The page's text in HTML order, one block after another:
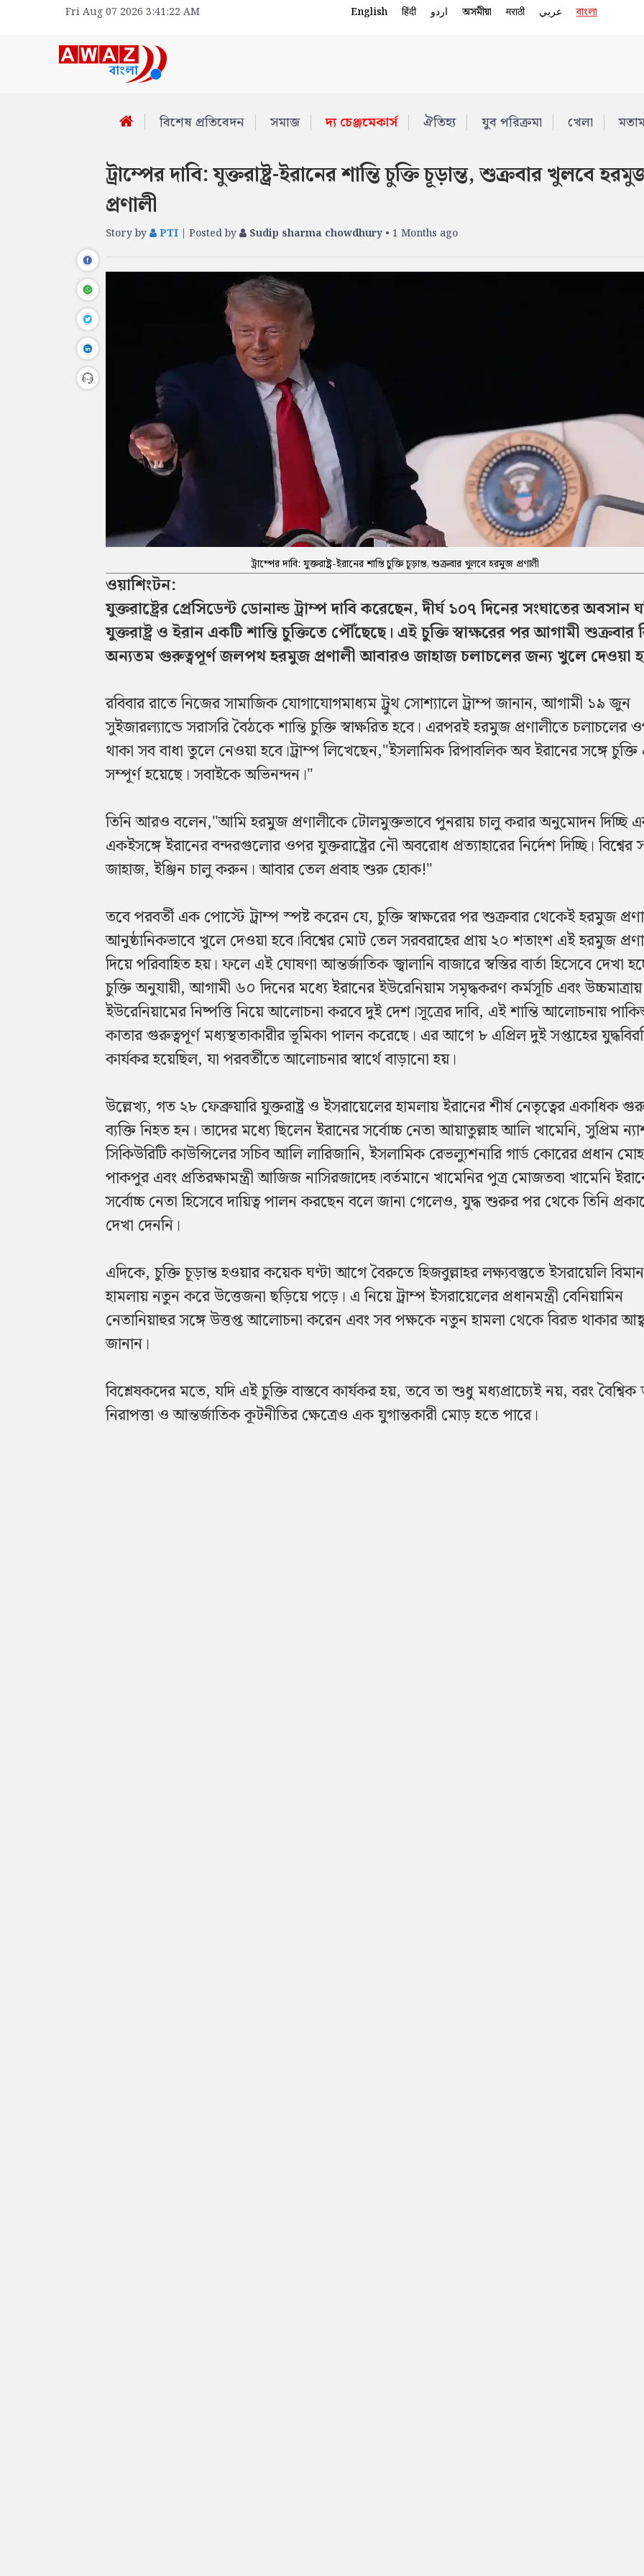
Fri Aug 07 2026 3:41:22 AM English हिंदी اردو অসমীয়া मराठी عربي বাংলা
বিশেষ প্রতিবেদন সমাজ দ্য চেঞ্জমেকার্স ঐতিহ্য যুব পরিক্রমা খেলা
ট্রাম্পের দাবি: যুক্তরাষ্ট্র-ইরানের শান্তি চুক্তি চূড়ান্ত, শুক্রবার খুলবে
প্রণালী
Story by PTI | Posted by Sudip sharma chowdhury • 1 Months ago
ট্রাম্পের দাবি: যুক্তরাষ্ট্র-ইরানের শান্তি চুক্তি চূড়ান্ত, শুক্রবার খুলবে হরমুজ প্রণালী
ওয়াশিংটন:
যুক্তরাষ্ট্রের প্রেসিডেন্ট ডোনাল্ড ট্রাম্প দাবি করেছেন, দীর্ঘ ১০৭ দিনের সংঘাতের অবসান
যুক্তরাষ্ট্র ও ইরান একটি শান্তি চুক্তিতে পৌঁছেছে। এই চুক্তি স্বাক্ষরের পর আগামী শুক্রবার
অন্যতম গুরুত্বপূর্ণ জলপথ হরমুজ প্রণালী আবারও জাহাজ চলাচলের জন্য খুলে দেওয়া
রবিবার রাতে নিজের সামাজিক যোগাযোগমাধ্যম ট্রুথ সোশ্যালে ট্রাম্প জানান, আগামী ১৯ জুন
সুইজারল্যান্ডে সরাসরি বৈঠকে শান্তি চুক্তি স্বাক্ষরিত হবে। এরপরই হরমুজ প্রণালীতে চলাচলের
থাকা সব বাধা তুলে নেওয়া হবে।ট্রাম্প লিখেছেন,"ইসলামিক রিপাবলিক অব ইরানের সঙ্গে
সম্পূর্ণ হয়েছে। সবাইকে অভিনন্দন।"
তিনি আরও বলেন,"আমি হরমুজ প্রণালীকে টোলমুক্তভাবে পুনরায় চালু করার অনুমোদন দিচ্ছি
একইসঙ্গে ইরানের বন্দরগুলোর ওপর যুক্তরাষ্ট্রের নৌ অবরোধ প্রত্যাহারের নির্দেশ দিচ্ছি। বিশ্বের
জাহাজ, ইঞ্জিন চালু করুন। আবার তেল প্রবাহ শুরু হোক!"
তবে পরবর্তী এক পোস্টে ট্রাম্প স্পষ্ট করেন যে, চুক্তি স্বাক্ষরের পর শুক্রবার থেকেই হরমুজ
আনুষ্ঠানিকভাবে খুলে দেওয়া হবে।বিশ্বের মোট তেল সরবরাহের প্রায় ২০ শতাংশ এই হরমুজ
দিয়ে পরিবাহিত হয়। ফলে এই ঘোষণা আন্তর্জাতিক জ্বালানি বাজারে স্বস্তির বার্তা হিসেবে দেখা
চুক্তি অনুযায়ী, আগামী ৬০ দিনের মধ্যে ইরানের ইউরেনিয়াম সমৃদ্ধকরণ কর্মসূচি এবং
ইউরেনিয়ামের নিষ্পত্তি নিয়ে আলোচনা করবে দুই দেশ।সূত্রের দাবি, এই শান্তি আলোচনায়
কাতার গুরুত্বপূর্ণ মধ্যস্থতাকারীর ভূমিকা পালন করেছে। এর আগে ৮ এপ্রিল দুই সপ্তাহের
কার্যকর হয়েছিল, যা পরবর্তীতে আলোচনার স্বার্থে বাড়ানো হয়।
উল্লেখ্য, গত ২৮ ফেব্রুয়ারি যুক্তরাষ্ট্র ও ইসরায়েলের হামলায় ইরানের শীর্ষ নেতৃত্বের একাধিক
ব্যক্তি নিহত হন। তাদের মধ্যে ছিলেন ইরানের সর্বোচ্চ নেতা আয়াতুল্লাহ আলি খামেনি, সুপ্রিম
সিকিউরিটি কাউন্সিলের সচিব আলি লারিজানি, ইসলামিক রেভল্যুশনারি গার্ড কোরের প্রধান
পাকপুর এবং প্রতিরক্ষামন্ত্রী আজিজ নাসিরজাদেহ।বর্তমানে খামেনির পুত্র মোজতবা খামেনি
সর্বোচ্চ নেতা হিসেবে দায়িত্ব পালন করছেন বলে জানা গেলেও, যুদ্ধ শুরুর পর থেকে তিনি
দেখা দেননি।
এদিকে, চুক্তি চূড়ান্ত হওয়ার কয়েক ঘণ্টা আগে বৈরুতে হিজবুল্লাহর লক্ষ্যবস্তুতে ইসরায়েলি বিমান
হামলায় নতুন করে উত্তেজনা ছড়িয়ে পড়ে। এ নিয়ে ট্রাম্প ইসরায়েলের প্রধানমন্ত্রী বেনিয়ামিন
নেতানিয়াহুর সঙ্গে উত্তপ্ত আলোচনা করেন এবং সব পক্ষকে নতুন হামলা থেকে বিরত থাকার
জানান।
বিশ্লেষকদের মতে, যদি এই চুক্তি বাস্তবে কার্যকর হয়, তবে তা শুধু মধ্যপ্রাচ্যেই নয়, বরং বৈশ্বিক
নিরাপত্তা ও আন্তর্জাতিক কূটনীতির ক্ষেত্রেও এক যুগান্তকারী মোড় হতে পারে।